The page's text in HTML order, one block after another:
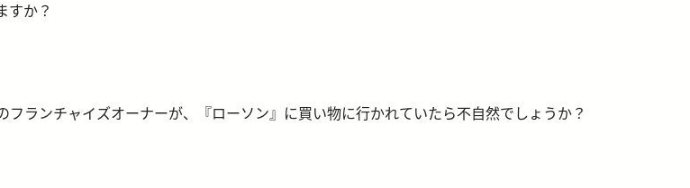
すか？
フランチャイズオーナーが、『ローソン』に買い物に行かれていたら不自然でしょうか？